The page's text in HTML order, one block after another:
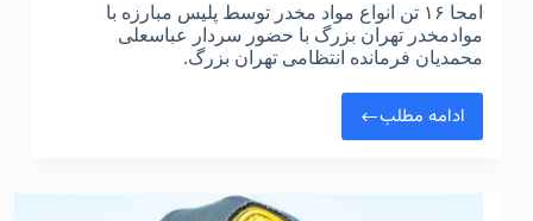
امحا ۱۶ تن انواع مواد مخدر توسط پلیس مبارزه با
موادمخدر تهران بزرگ با حضور سردار عباسعلی
محمدیان فرمانده انتظامی تهران بزرگ.
ادامه مطلب